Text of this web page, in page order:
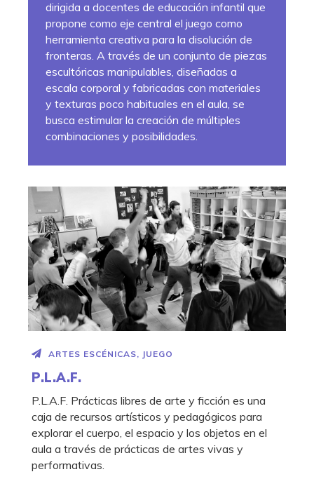
dirigida a docentes de educación infantil que
propone como eje central el juego como
herramienta creativa para la disolución de
fronteras. A través de un conjunto de piezas
escultóricas manipulables, diseñadas a
escala corporal y fabricadas con materiales
y texturas poco habituales en el aula, se
busca estimular la creación de múltiples
combinaciones y posibilidades.
ARTES ESCÉNICAS, JUEGO
P.L.A.F.
P.L.A.F. Prácticas libres de arte y ficción es una
caja de recursos artísticos y pedagógicos para
explorar el cuerpo, el espacio y los objetos en el
aula a través de prácticas de artes vivas y
performativas.